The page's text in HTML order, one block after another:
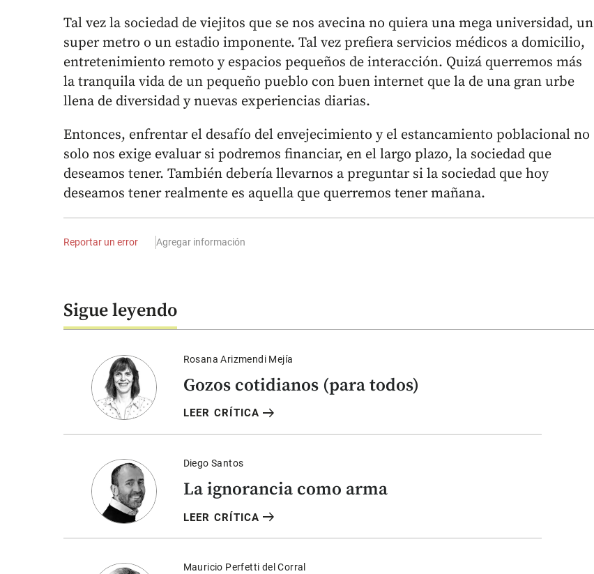
Tal vez la sociedad de viejitos que se nos avecina no quiera una mega universidad, un
super metro o un estadio imponente. Tal vez prefiera servicios médicos a domicilio,
entretenimiento remoto y espacios pequeños de interacción. Quizá querremos más
la tranquila vida de un pequeño pueblo con buen internet que la de una gran urbe
llena de diversidad y nuevas experiencias diarias.
Entonces, enfrentar el desafío del envejecimiento y el estancamiento poblacional no
solo nos exige evaluar si podremos financiar, en el largo plazo, la sociedad que
deseamos tener. También debería llevarnos a preguntar si la sociedad que hoy
deseamos tener realmente es aquella que querremos tener mañana.
Reportar un error Agregar información
Sigue leyendo
Rosana Arizmendi Mejía
Gozos cotidianos (para todos)
LEER CRÍTICA arrow_right_alt
Diego Santos
La ignorancia como arma
LEER CRÍTICA arrow_right_alt
Mauricio Perfetti del Corral